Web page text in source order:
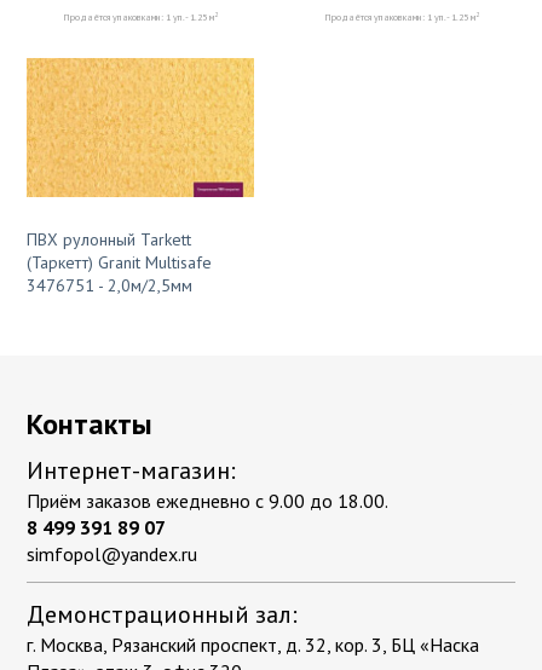
Продаётся упаковками: 1 уп. - 1.25 м2 Продаётся упаковками: 1 уп. - 1.25 м2
ПВХ рулонный Tarkett
(Таркетт) Granit Multisafe
3476751 - 2,0м/2,5мм
Контакты
Интернет-магазин:
Приём заказов ежедневно с 9.00 до 18.00.
8 499 391 89 07
simfopol@yandex.ru
Демонстрационный зал:
г. Москва, Рязанский проспект, д. 32, кор. 3, БЦ «Наска